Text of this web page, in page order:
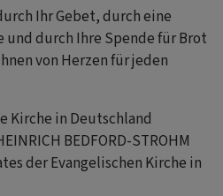
Ihr Gebet, durch eine
und durch Ihre Spende für Brot
von Herzen für jeden
Kirche in Deutschland
BEDFORD-STROHM
der Evangelischen Kirche in